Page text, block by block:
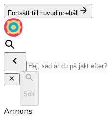
Fortsätt till huvudinnehåll
Sök
Annons